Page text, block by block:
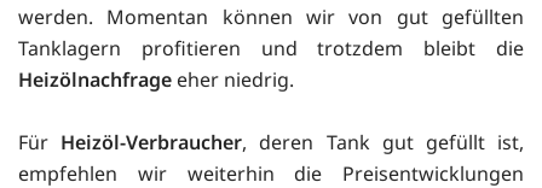
werden. Momentan können wir von gut gefüllten
Tanklagern profitieren und trotzdem bleibt die
Heizölnachfrage eher niedrig.
Für Heizöl-Verbraucher, deren Tank gut gefüllt ist,
empfehlen wir weiterhin die Preisentwicklungen